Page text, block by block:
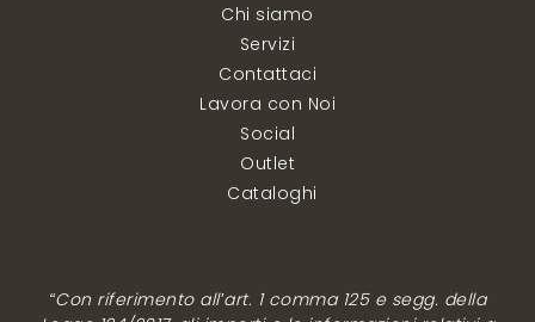
Chi siamo
Servizi
Contattaci
Lavora con Noi
Social
Outlet
Cataloghi
“Con riferimento all’art. 1 comma 125 e segg. della